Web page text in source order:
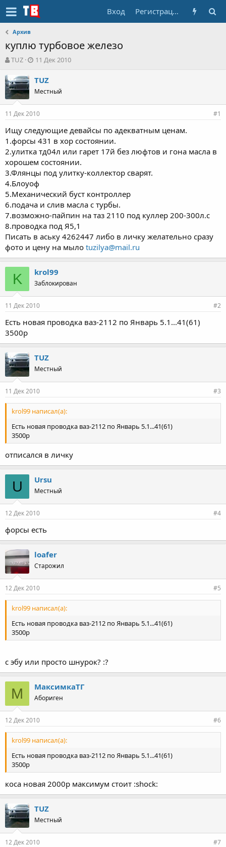
Вход Регистрация
Архив
куплю турбовое железо
А
т
о
р
т
е
ы
TUZ
Д
т
н
а
ч
л
а
11 Дек 2010
TUZ
Местный
11 Дек 2010 #1
Ищу следующие девайсы по адекватным ценам.
1.форсы 431 в хор состоянии.
2.улитка тд04л или гарет 17й без люфтов и гона масла в
хорошем состоянии.
3.Флянцы под улитку-коллектор сварят.
4.Блоуоф
5.Механический буст контроллер
6.подача и слив масла с турбы.
7.возможно-пайпин на таз 2110 под куллер 200-300л.с
8.проводка под Я5,1
Писать в аську 4262447 либо в личку желательно сразу
фото и цену на мыло tuzilya@mail.ru
K krol99
Заблокирован
11 Дек 2010 #2
Есть новая проводка ваз-2112 по Январь 5.1...41(61)
3500р
TUZ
Местный
11 Дек 2010 #3
krol99 написал(а):
Есть новая проводка ваз-2112 по Январь 5.1...41(61)
3500р
отписался в личку
U Ursu
Местный
12 Дек 2010 #4
форсы есть
loafer
Старожил
12 Дек 2010 #5
krol99 написал(а):
Есть новая проводка ваз-2112 по Январь 5.1...41(61)
3500р
с эбу или просто шнурок? :?
М МаксимкаТГ
Абориген
12 Дек 2010 #6
krol99 написал(а):
Есть новая проводка ваз-2112 по Январь 5.1...41(61)
3500р
коса новая 2000р максимум стоит :shock:
TUZ
Местный
12 Дек 2010 #7